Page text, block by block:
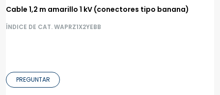
Cable 1,2 m amarillo 1 kV (conectores tipo banana)
ÍNDICE DE CAT. WAPRZ1X2YEBB
PREGUNTAR